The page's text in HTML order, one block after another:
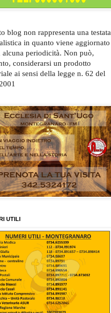
blog non rappresenta una testata
in quanto viene aggiornato
alcuna periodicità. Non può,
considerarsi un prodotto
ai sensi della legge n. 62 del
UTILI